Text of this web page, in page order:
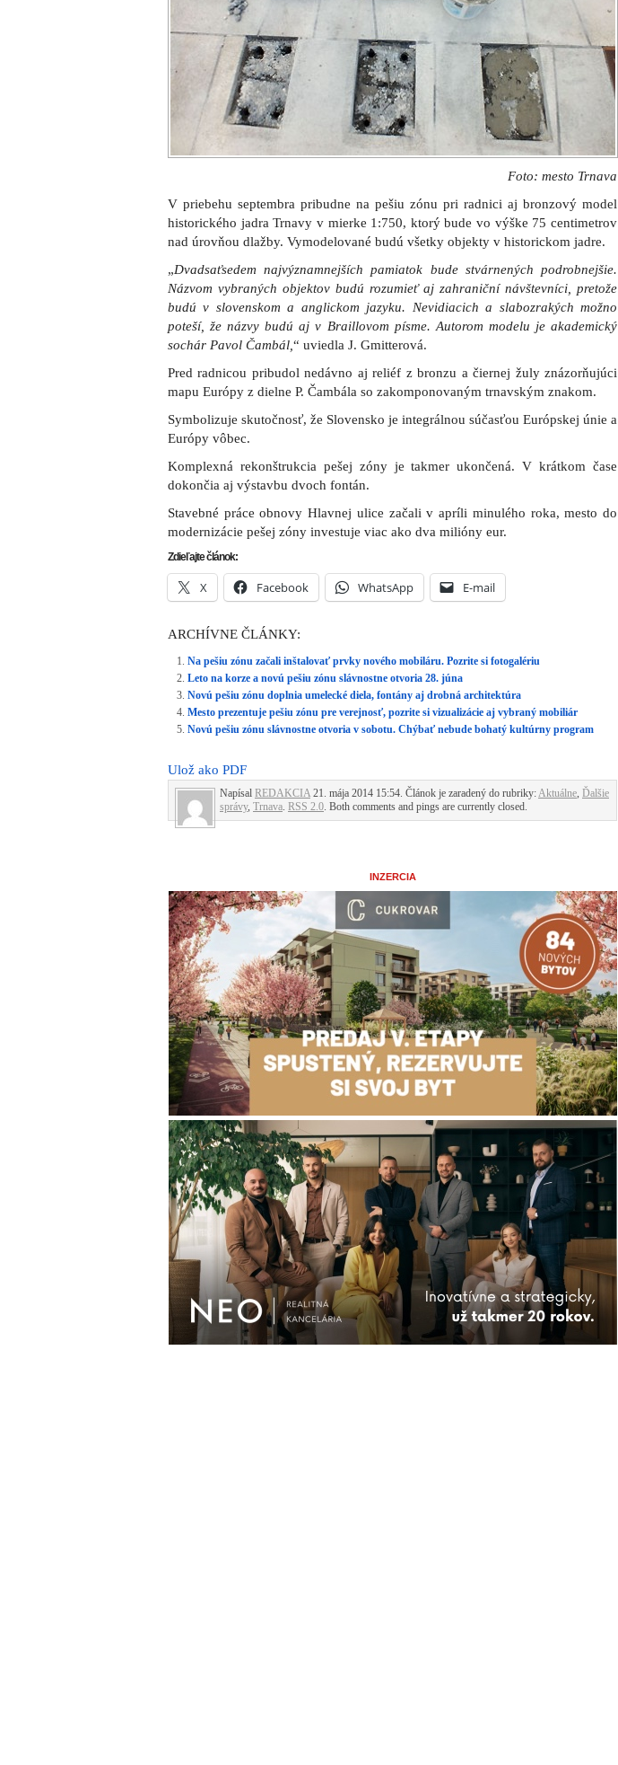
Foto: mesto Trnava
V priebehu septembra pribudne na pešiu zónu pri radnici aj bronzový model
historického jadra Trnavy v mierke 1:750, ktorý bude vo výške 75 centimetrov
nad úrovňou dlažby. Vymodelované budú všetky objekty v historickom jadre.
„Dvadsaťsedem najvýznamnejších pamiatok bude stvárnených podrobnejšie.
Názvom vybraných objektov budú rozumieť aj zahraniční návštevníci, pretože
budú v slovenskom a anglickom jazyku. Nevidiacich a slabozrakých možno
poteší, že názvy budú aj v Braillovom písme. Autorom modelu je akademický
sochár Pavol Čambál, “ uviedla J. Gmitterová.
Pred radnicou pribudol nedávno aj reliéf z bronzu a čiernej žuly znázorňujúci
mapu Európy z dielne P. Čambála so zakomponovaným trnavským znakom.
Symbolizuje skutočnosť, že Slovensko je integrálnou súčasťou Európskej únie a
Európy vôbec.
Komplexná rekonštrukcia pešej zóny je takmer ukončená. V krátkom čase
dokončia aj výstavbu dvoch fontán.
Stavebné práce obnovy Hlavnej ulice začali v apríli minulého roka, mesto do
modernizácie pešej zóny investuje viac ako dva milióny eur.
Zdieľajte článok:
X Facebook WhatsApp E-mail
ARCHÍVNE ČLÁNKY:
Na pešiu zónu začali inštalovať prvky nového mobiláru. Pozrite si fotogalériu
Leto na korze a novú pešiu zónu slávnostne otvoria 28. júna
Novú pešiu zónu doplnia umelecké diela, fontány aj drobná architektúra
Mesto prezentuje pešiu zónu pre verejnosť, pozrite si vizualizácie aj vybraný mobiliár
Novú pešiu zónu slávnostne otvoria v sobotu. Chýbať nebude bohatý kultúrny program
Ulož ako PDF
Napísal REDAKCIA 21. mája 2014 15:54. Článok je zaradený do rubriky:Aktuálne, Ďalšie
správy, Trnava. RSS 2.0. Both comments and pings are currently closed.
INZERCIA